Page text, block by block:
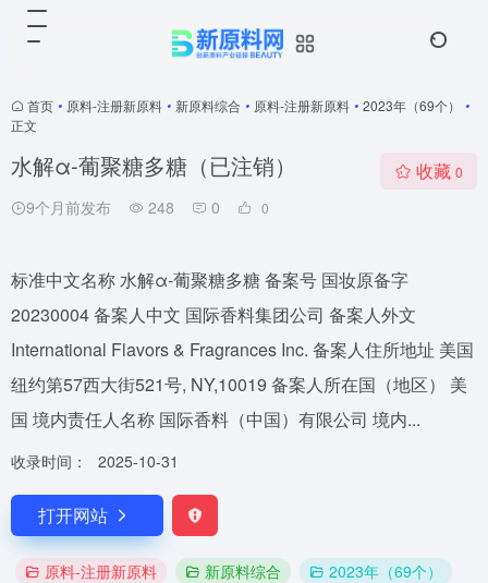
首页 • 原料-注册新原料 • 新原料综合 • 原料-注册新原料 • 2023年（69个）
•
正文
水解α-葡聚糖多糖（已注销）
9个月前发布 248 0 0
收藏 0
标准中文名称 水解α-葡聚糖多糖 备案号 国妆原备字
20230004 备案人中文 国际香料集团公司 备案人外文
International Flavors & Fragrances Inc. 备案人住所地址 美国
纽约第57西大街521号, NY,10019 备案人所在国（地区） 美
国 境内责任人名称 国际香料（中国）有限公司 境内...
收录时间： 2025-10-31
打开网站
原料-注册新原料 新原料综合 2023年（69个）